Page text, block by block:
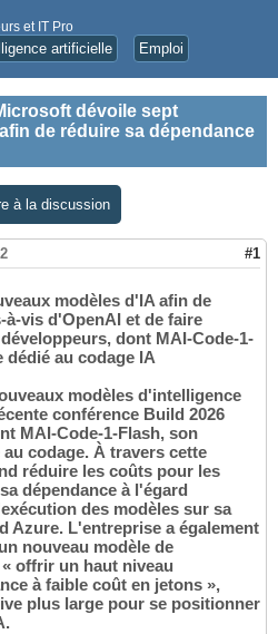
et IT Pro
artificielle Emploi
dévoile sept
de réduire sa dépendance
à la discussion
#1
modèles d'IA afin de
à-vis d'OpenAI et de faire
dont MAI-Code-1-
dédié au codage IA
modèles d'intelligence
conférence Build 2026
MAI-Code-1-Flash, son
codage. À travers cette
réduire les coûts pour les
dépendance à l'égard
des modèles sur sa
Azure. L'entreprise a également
nouveau modèle de
offrir un haut niveau
à faible coût en jetons »,
plus large pour se positionner